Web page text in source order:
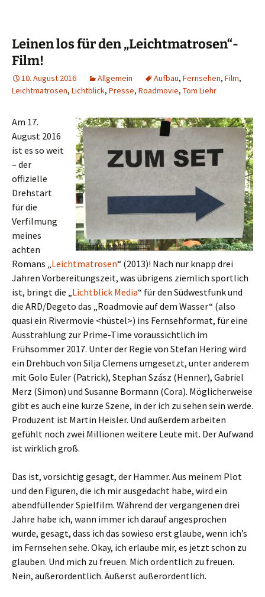
Leinen los für den „Leichtmatrosen“-
Film!
10. August 2016 Allgemein Aufbau, Fernsehen, Film,
Leichtmatrosen, Lichtblick, Presse, Roadmovie, Tom Liehr
Am 17.
August 2016
ist es so weit
– der
offizielle
Drehstart
für die
Verfilmung
meines
achten
Romans „ Leichtmatrosen“ (2013)! Nach nur knapp drei
Jahren Vorbereitungszeit, was übrigens ziemlich sportlich
ist, bringt die „ Lichtblick Media“ für den Südwestfunk und
die ARD/Degeto das „Roadmovie auf dem Wasser“ (also
quasi ein Rivermovie <hüstel>) ins Fernsehformat, für eine
Ausstrahlung zur Prime-Time voraussichtlich im
Frühsommer 2017. Unter der Regie von Stefan Hering wird
ein Drehbuch von Silja Clemens umgesetzt, unter anderem
mit Golo Euler (Patrick), Stephan Szász (Henner), Gabriel
Merz (Simon) und Susanne Bormann (Cora). Möglicherweise
gibt es auch eine kurze Szene, in der ich zu sehen sein werde.
Produzent ist Martin Heisler. Und außerdem arbeiten
gefühlt noch zwei Millionen weitere Leute mit. Der Aufwand
ist wirklich groß.
Das ist, vorsichtig gesagt, der Hammer. Aus meinem Plot
und den Figuren, die ich mir ausgedacht habe, wird ein
abendfüllender Spielfilm. Während der vergangenen drei
Jahre habe ich, wann immer ich darauf angesprochen
wurde, gesagt, dass ich das sowieso erst glaube, wenn ich’s
im Fernsehen sehe. Okay, ich erlaube mir, es jetzt schon zu
glauben. Und mich zu freuen. Mich ordentlich zu freuen.
Nein, außerordentlich. Äußerst außerordentlich.